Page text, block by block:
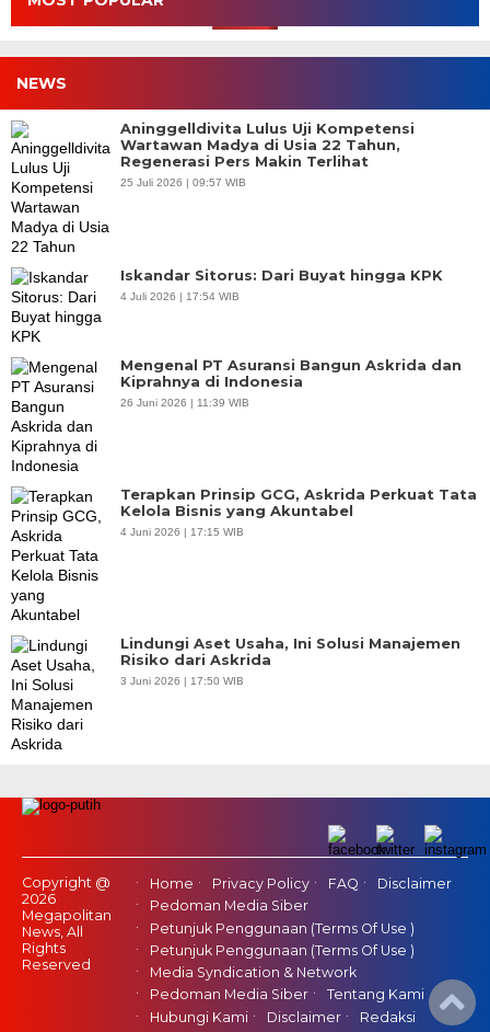
NEWS
Aninggelldivita Lulus Uji Kompetensi
Wartawan Madya di Usia 22 Tahun,
Regenerasi Pers Makin Terlihat
25 Juli 2026 | 09:57 WIB
Iskandar Sitorus: Dari Buyat hingga KPK
4 Juli 2026 | 17:54 WIB
Mengenal PT Asuransi Bangun Askrida dan
Kiprahnya di Indonesia
26 Juni 2026 | 11:39 WIB
Terapkan Prinsip GCG, Askrida Perkuat Tata
Kelola Bisnis yang Akuntabel
4 Juni 2026 | 17:15 WIB
Lindungi Aset Usaha, Ini Solusi Manajemen
Risiko dari Askrida
3 Juni 2026 | 17:50 WIB
Copyright @
2026
Megapolitan
News, All
Rights
Reserved
Home Privacy Policy FAQ
Disclaimer
Pedoman Media Siber
Petunjuk Penggunaan (Terms Of Use )
Petunjuk Penggunaan (Terms Of Use )
Media Syndication & Network
Pedoman Media Siber
Tentang Kami
Hubungi Kami
Disclaimer Redaksi